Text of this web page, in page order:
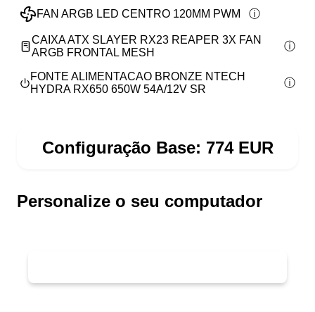
FAN ARGB LED CENTRO 120MM PWM
CAIXA ATX SLAYER RX23 REAPER 3X FAN
ARGB FRONTAL MESH
FONTE ALIMENTACAO BRONZE NTECH
HYDRA RX650 650W 54A/12V SR
Configuração Base: 774 EUR
Personalize o seu computador